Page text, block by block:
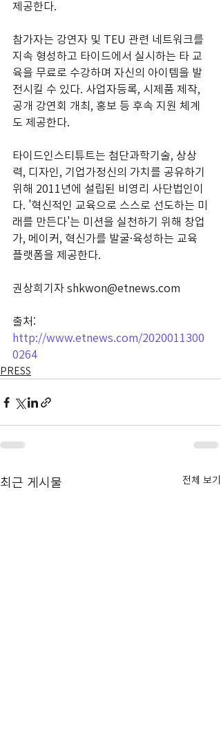
제공한다.
참가자는 강연자 및 TEU 관련 네트워크를
지속 형성하고 타이드에서 실시하는 타 교
육을 무료로 수강하며 자신의 아이템을 발
전시킬 수 있다. 사업자등록, 시제품 제작,
공개 강연회 개최, 홍보 등 후속 지원 체계
도 제공한다.
타이드인스티튜트는 첨단과학기술, 상상
력, 디자인, 기업가정신의 가치를 공유하기
위해 2011년에 설립된 비영리 사단법인이
다. '혁신적인 교육으로 스스로 선도하는 미
래를 만든다'는 미션을 실천하기 위해 창업
가, 메이커, 혁신가를 발굴·육성하는 교육
플랫폼을 제공한다.
권상희기자 shkwon@etnews.com
출처:
http://www.etnews.com/2020011300
0264
PRESS
최근 게시물 전체 보기